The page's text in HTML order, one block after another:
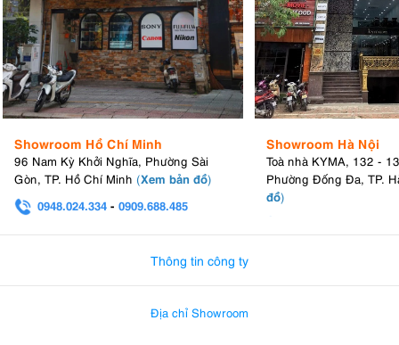
Showroom Hồ Chí Minh
96 Nam Kỳ Khởi Nghĩa, Phường Sài
Gòn, TP. Hồ Chí Minh (Xem bản đồ)
0948.024.334 - 0909.688.485
Showroom Hà Nội
Toà nhà KYMA, 132 -
Phường Đống Đa, TP.
đồ)
Thông tin công ty
Địa chỉ Showroom